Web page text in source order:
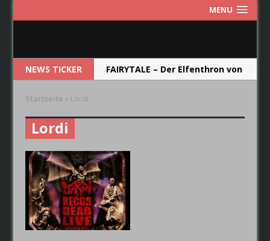
MENU
NEWS TICKER
FAIRYTALE – Der Elfenthron von
RUNRIG – The Last Dance –
Farewell Concert
CRYSTAL BALL – Das Album soll
die Band im Jahr 2019
Startseite » Lordi
Lordi